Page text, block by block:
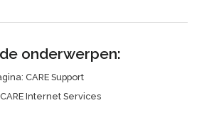
onderwerpen:
CARE Support
Internet Services